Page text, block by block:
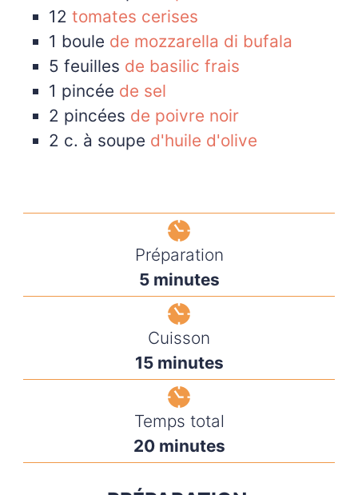
12 tomates cerises
1 boule de mozzarella di bufala
5 feuilles de basilic frais
1 pincée de sel
2 pincées de poivre noir
2 c. à soupe d'huile d'olive
Préparation
5 minutes
Cuisson
15 minutes
Temps total
20 minutes